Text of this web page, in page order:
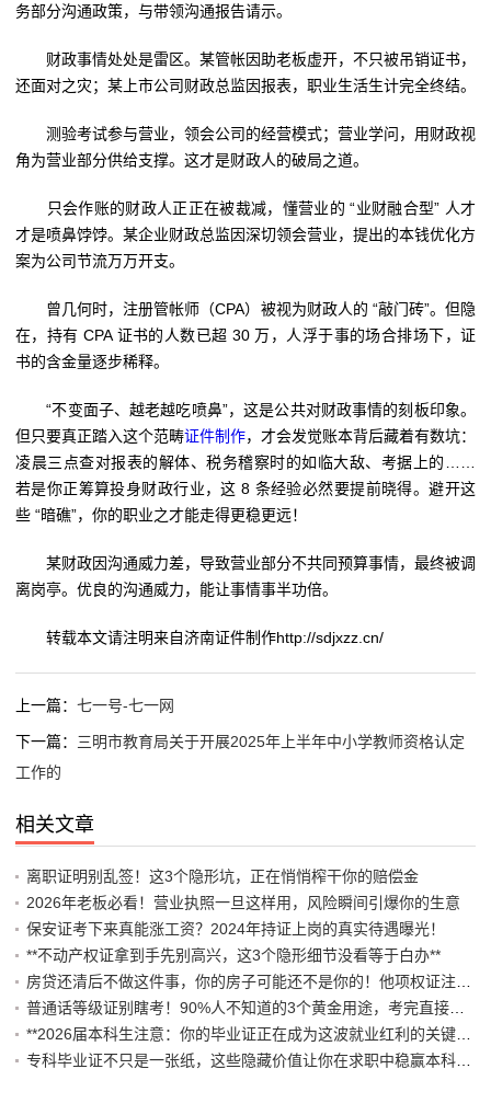
务部分沟通政策，与带领沟通报告请示。
财政事情处处是雷区。某管帐因助老板虚开，不只被吊销证书，
还面对之灾；某上市公司财政总监因报表，职业生活生计完全终结。
测验考试参与营业，领会公司的经营模式；营业学问，用财政视
角为营业部分供给支撑。这才是财政人的破局之道。
只会作账的财政人正正在被裁减，懂营业的 “业财融合型” 人才
才是喷鼻饽饽。某企业财政总监因深切领会营业，提出的本钱优化方
案为公司节流万万开支。
曾几何时，注册管帐师（CPA）被视为财政人的 “敲门砖”。但隐
在，持有 CPA 证书的人数已超 30 万，人浮于事的场合排场下，证
书的含金量逐步稀释。
“不变面子、越老越吃喷鼻”，这是公共对财政事情的刻板印象。
但只要真正踏入这个范畴证件制作，才会发觉账本背后藏着有数坑：
凌晨三点查对报表的解体、税务稽察时的如临大敌、考据上的……
若是你正筹算投身财政行业，这 8 条经验必然要提前晓得。避开这
些 “暗礁”，你的职业之才能走得更稳更远！
某财政因沟通威力差，导致营业部分不共同预算事情，最终被调
离岗亭。优良的沟通威力，能让事情事半功倍。
转载本文请注明来自济南证件制作http://sdjxzz.cn/
上一篇： 七一号-七一网
下一篇： 三明市教育局关于开展2025年上半年中小学教师资格认定
工作的
相关文章
离职证明别乱签！这3个隐形坑，正在悄悄榨干你的赔偿金
2026年老板必看！营业执照一旦这样用，风险瞬间引爆你的生意
保安证考下来真能涨工资？2024年持证上岗的真实待遇曝光！
**不动产权证拿到手先别高兴，这3个隐形细节没看等于白办**